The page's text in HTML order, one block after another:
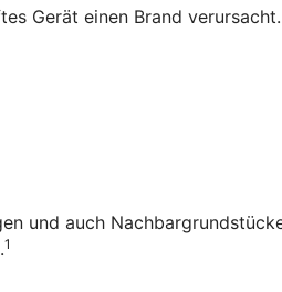
Gerät einen Brand
und auch
1